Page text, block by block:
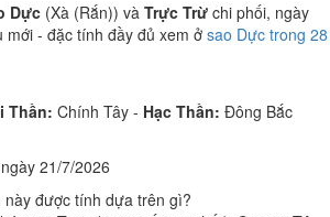
Dực (Xà (Rắn)) và Trực Trừ chi phối, ngày
- đặc tính đầy đủ xem ở sao Dực trong 28
Thần: Chính Tây - Hạc Thần: Đông Bắc
21/7/2026
này được tính dựa trên gì?